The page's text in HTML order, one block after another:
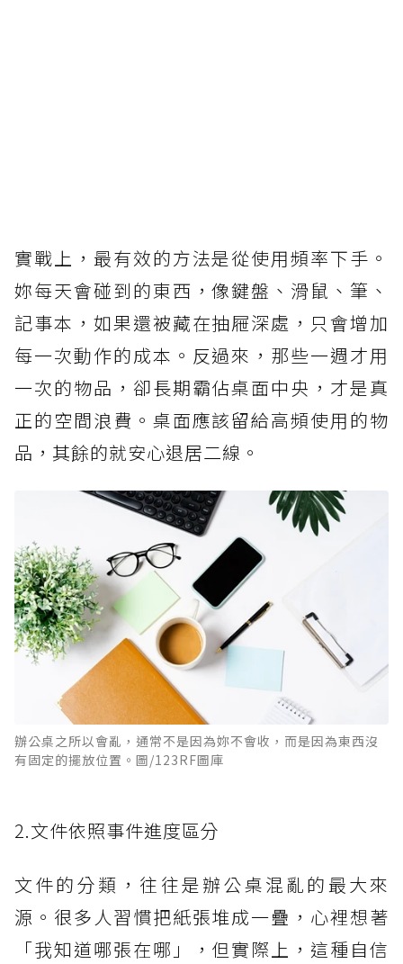
實戰上，最有效的方法是從使用頻率下手。
妳每天會碰到的東西，像鍵盤、滑鼠、筆、
記事本，如果還被藏在抽屜深處，只會增加
每一次動作的成本。反過來，那些一週才用
一次的物品，卻長期霸佔桌面中央，才是真
正的空間浪費。桌面應該留給高頻使用的物
品，其餘的就安心退居二線。
辦公桌之所以會亂，通常不是因為妳不會收，而是因為東西沒
有固定的擺放位置。圖/123RF圖庫
2.文件依照事件進度區分
文件的分類，往往是辦公桌混亂的最大來
源。很多人習慣把紙張堆成一疊，心裡想著
「我知道哪張在哪」，但實際上，這種自信